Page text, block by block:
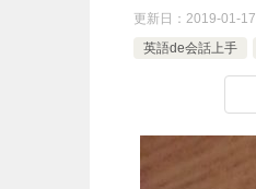
更新日： 2019-01-17
英語de会話上手